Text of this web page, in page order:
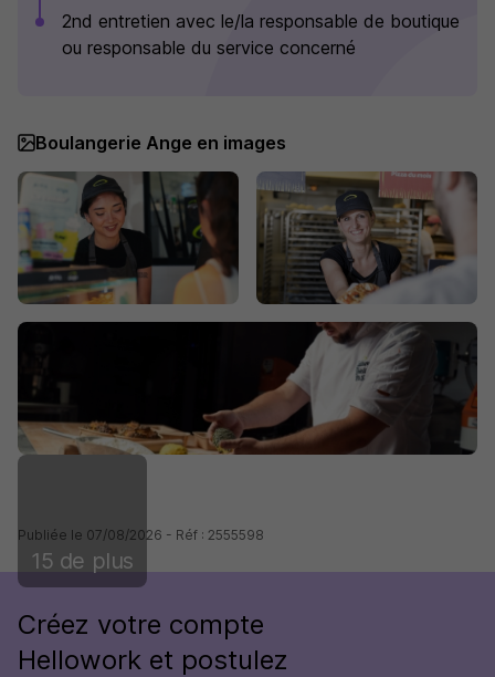
2nd entretien avec le/la responsable de boutique
ou responsable du service concerné
Boulangerie Ange en images
15 de plus
Publiée le 07/08/2026 - Réf : 2555598
Créez votre compte
Hellowork et postulez